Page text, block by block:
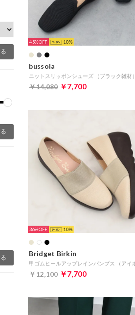
45% 10
bussola
ニットスリッポンシューズ （ブラック雑材）
￥14,080 ￥7,700
36% 10
Bridget Birkin
￥12,100 ￥7,700